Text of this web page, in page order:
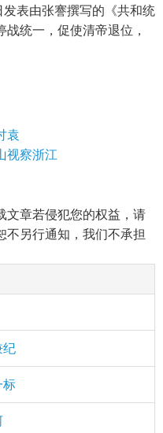
表由张謇撰写的《共和统
统一，促使清帝退位，
袁
察浙江
文章若侵犯您的权益，请
不另行通知，我们不承担
标